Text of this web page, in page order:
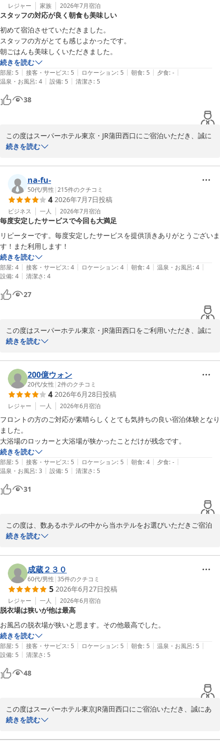
また、清潔感についてお褒めのお言葉をいただき嬉しく存じます。
当ホテルではお客様が安心してご利用いただけるよう、清掃や衛生
管理を徹底しております。今後も変わらぬご満足をご提供できるよ
う努めてまいります。
お忙しい中、貴重なご意見をお寄せいただき誠にありがとうござい
ました。
スーパーホテル東京・JR蒲田西口 支配人
高濃度炭酸泉 梅屋敷の湯 スーパーホテル東京・ＪＲ蒲田西口
レジャー 家族 2026年7月宿泊
スタッフの対応が良く朝食も美味しい
初めて宿泊させていただきました。
スタッフの方がとても感じよかったです。
続きを読む
部屋: 5 | 接客・サービス: 5 | ロケーション: 5 | 朝食: 5 | 夕食: - |
温泉・お風呂: 4 | 設備: 5 | 清潔さ: 5
38
この度はスーパーホテル東京・JR蒲田西口にご宿泊いただき、誠に
ありがとうございます。
スタッフの対応について「とても感じが良かった」とのお言葉をい
ただき、大変嬉しく思っております。また、朝ごはんについても美
味しくお召し上がりいただけたとのこと、スタッフ一同励みになり
ます。当ホテルの朝食ビュッフェは焼き立てパンをはじめ、和洋さ
まざまなメニューを取り揃えており、多くのお客様からご好評をい
ただいております。
初めてのご利用とのことでしたが、快適にお過ごしいただけたよう
で安心いたしました。もし今後、アクセス面や周辺の観光スポット
などについてもご質問がございましたら、どうぞお気軽にお声掛け
ください。温かいお言葉をクチコミでお寄せくださり、心より感謝
申し上げます。
これからも笑顔と心配りを大切に、より良い宿泊体験をご提供でき
スーパーホテル東京・JR蒲田西口　支配人
なお、間もなく梅雨明けを迎える時期となります。晴れの日が増
え、羽田空港や横浜エリアへのお出かけにも最適なシーズンですの
で、どうぞご自愛のうえお過ごしください。
高濃度炭酸泉 梅屋敷の湯 スーパーホテル東京・ＪＲ蒲田西口
2026-07-09
続きを読む
na-fu-
50代/男性 |215件のクチコミ
4 2026年7月7日投稿
ビジネス 一人 2026年7月宿泊
毎度安定したサービスで今回も大満足
リピーターです。毎度安定したサービスを提供頂きありがとうございま
す！また利用します！
続きを読む
部屋: 4 | 接客・サービス: 4 | ロケーション: 4 | 朝食: 4 | 温泉・お風呂: 4 |
設備: 4 | 清潔さ: 4
27
この度はスーパーホテル東京・JR蒲田西口をご利用いただき、誠に
ありがとうございます。いつも変わらぬサービスにご満足いただけ
お客様から「毎度安定したサービスを提供頂きありがとうございま
す」と継続してご評価いただき、スタッフ一同何よりの励みとなっ
ております。当館自慢の高濃度人工炭酸泉 梅屋敷の湯や、朝食ビュ
ッフェの焼き立てパンも機会がございましたらご堪能くださいま
せ。また、JR蒲田駅から徒歩約3分というアクセスの良さも多くの
お客様からご好評をいただいております。
いつもご感想をお寄せいただき、心より感謝申し上げます。今後と
も笑顔でお迎えできますよう努めてまいりますので、引き続きどう
ぞよろしくお願いいたします。
次回もお待ちしております。暑さ厳しい時期となりますが、どうぞ
スーパーホテル東京・JR蒲田西口　支配人
高濃度炭酸泉 梅屋敷の湯 スーパーホテル東京・ＪＲ蒲田西口
2026-07-09
続きを読む
200億ウォン
20代/女性 |2件のクチコミ
4 2026年6月28日投稿
レジャー 一人 2026年6月宿泊
フロントの方のご対応が素晴らしくとても気持ちの良い宿泊体験となり
ました。
大浴場のロッカーと大浴場が狭かったことだけが残念です。
続きを読む
部屋: 5 | 接客・サービス: 5 | ロケーション: 5 | 朝食: 4 | 夕食: - |
温泉・お風呂: 3 | 設備: 5 | 清潔さ: 5
31
この度は、数あるホテルの中から当ホテルをお選びいただきご宿泊
いただきましたのに、大浴場のロッカーおよび浴場自体が狭く、ご
もにゆっくりとお寛ぎいただきたい大浴場で、お客様に窮屈な思い
をさせてしまったこと、心苦しい限りでございます。本来であれ
ば、より快適にご利用いただける空間でお迎えすべきところ、私ど
もの配慮が至らず重ねてお詫び申し上げます。
しかしながら、その他の点でご評価いただきましたこと、大変あり
がたく存じます。今後もいただいたご意見を参考に、より良いホテ
ルづくりに努めてまいります。
この度はお忙しい中、貴重なご意見をお寄せくださいましてありが
とうございました。
2026-06-29
続きを読む
成蔵２３０
60代/男性 |35件のクチコミ
5 2026年6月27日投稿
レジャー 一人 2026年6月宿泊
脱衣場は狭いが他は最高
続きを読む
部屋: 5 | 接客・サービス: 5 | ロケーション: 5 | 朝食: 5 | 温泉・お風呂: 5 |
設備: 5 | 清潔さ: 5
48
この度はスーパーホテル東京JR蒲田西口にご宿泊いただき、誠にあ
りがとうございます。
続きを読む